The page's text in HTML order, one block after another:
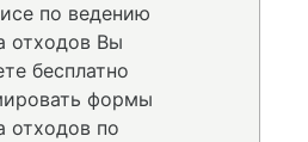
по ведению
отходов Вы
бесплатно
формы
отходов по